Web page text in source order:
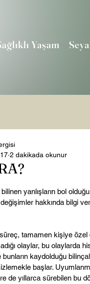
Yaşam
2 dakikada okunur
NaN yıldız
yanlışların bol
hakkında bilgi
tamamen kişiye
olaylar, bu olaylarda
kaydolduğu
başlar.
de yıllarca sürebilen bu